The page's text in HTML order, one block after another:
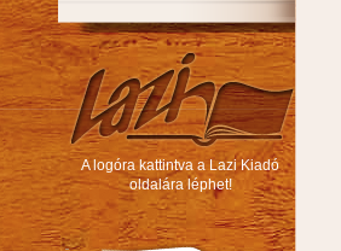
A logóra kattintva a Lazi Kiadó
oldalára léphet!